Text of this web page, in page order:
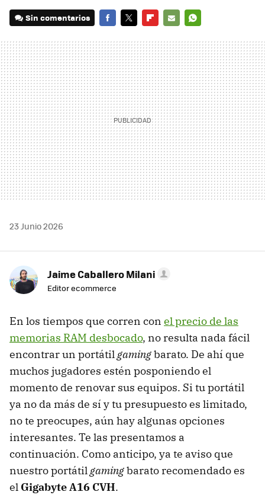
Sin comentarios
MAIL
23 Junio 2026
Jaime Caballero Milani
Editor ecommerce
En los tiempos que corren con el precio de las
memorias RAM desbocado, no resulta nada fácil
encontrar un portátilgamingbarato. De ahí que
muchos jugadores estén posponiendo el
momento de renovar sus equipos. Si tu portátil
ya no da más de sí y tu presupuesto es limitado,
no te preocupes, aún hay algunas opciones
interesantes. Te las presentamos a
continuación. Como anticipo, ya te aviso que
nuestro portátilgamingbarato recomendado es
el Gigabyte A16 CVH.